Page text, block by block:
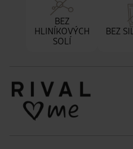
BEZ
HLINÍKOVÝCH
SOLÍ
BEZ